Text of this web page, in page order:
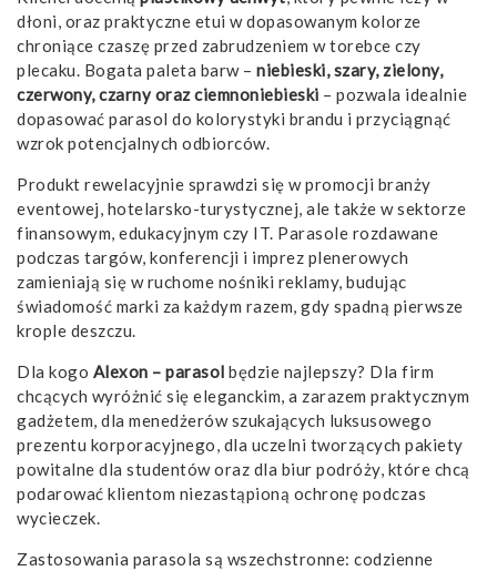
dłoni, oraz praktyczne etui w dopasowanym kolorze
chroniące czaszę przed zabrudzeniem w torebce czy
plecaku. Bogata paleta barw – niebieski, szary, zielony,
czerwony, czarny oraz ciemnoniebieski – pozwala idealnie
dopasować parasol do kolorystyki brandu i przyciągnąć
wzrok potencjalnych odbiorców.
Produkt rewelacyjnie sprawdzi się w promocji branży
eventowej, hotelarsko-turystycznej, ale także w sektorze
finansowym, edukacyjnym czy IT. Parasole rozdawane
podczas targów, konferencji i imprez plenerowych
zamieniają się w ruchome nośniki reklamy, budując
świadomość marki za każdym razem, gdy spadną pierwsze
krople deszczu.
Dla kogo Alexon – parasol będzie najlepszy? Dla firm
chcących wyróżnić się eleganckim, a zarazem praktycznym
gadżetem, dla menedżerów szukających luksusowego
prezentu korporacyjnego, dla uczelni tworzących pakiety
powitalne dla studentów oraz dla biur podróży, które chcą
podarować klientom niezastąpioną ochronę podczas
wycieczek.
Zastosowania parasola są wszechstronne: codzienne